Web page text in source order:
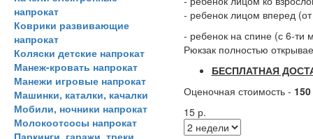
напрокат
Коврики развивающие
напрокат
Коляски детские напрокат
Манеж-кровать напрокат
Манежи игровые напрокат
Машинки, каталки, качалки
Мобили, ночники напрокат
Молокоотсосы напрокат
- ребенок лицом вперед
- ребенок на спине (с 6-ти
Рюкзак полностью
БЕСПЛАТНАЯ
Оценочная стоимость -
15 р.